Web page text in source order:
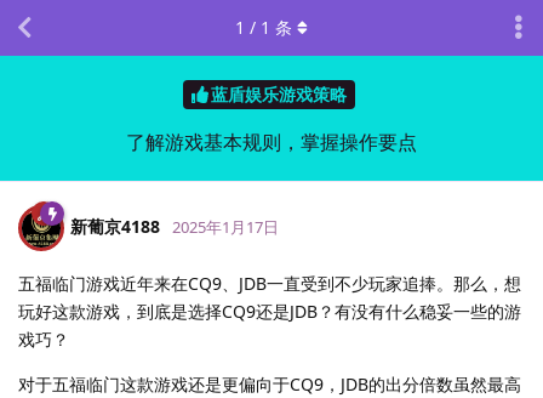
蓝盾娱乐游戏策略
了解游戏基本规则，掌握操作要点
1 / 1 条
新葡京4188 2025年1月17日
五福临门游戏近年来在CQ9、JDB一直受到不少玩家追捧。那么，想
玩好这款游戏，到底是选择CQ9还是JDB？有没有什么稳妥一些的游
戏巧？
对于五福临门这款游戏还是更偏向于CQ9，JDB的出分倍数虽然最高